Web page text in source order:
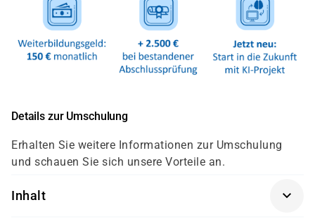
Details zur Umschulung
Erhalten Sie weitere Informationen zur Umschulung
und schauen Sie sich unsere Vorteile an.
Inhalt